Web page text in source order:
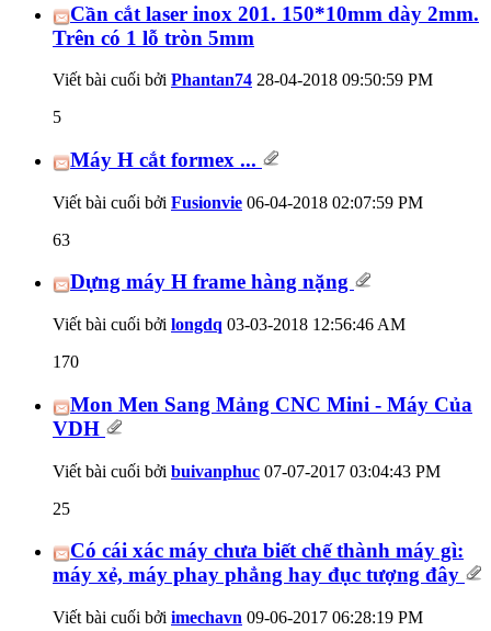
Cần cắt laser inox 201. 150*10mm dày 2mm.
Trên có 1 lỗ tròn 5mm
Viết bài cuối bởi Phantan74 28-04-2018 09:50:59 PM
5
Máy H cắt formex ...
Viết bài cuối bởi Fusionvie 06-04-2018 02:07:59 PM
63
Dựng máy H frame hàng nặng
Viết bài cuối bởi longdq 03-03-2018 12:56:46 AM
170
Mon Men Sang Mảng CNC Mini - Máy Của
VDH
Viết bài cuối bởi buivanphuc 07-07-2017 03:04:43 PM
25
Có cái xác máy chưa biết chế thành máy gì:
máy xẻ, máy phay phẳng hay đục tượng đây
Viết bài cuối bởi imechavn 09-06-2017 06:28:19 PM